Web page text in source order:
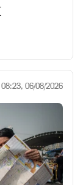
08:23, 06/08/2026